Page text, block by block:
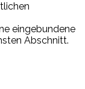
eingebundene
Abschnitt.